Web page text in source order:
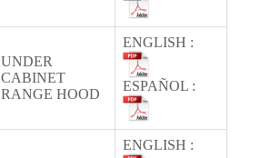
UNDER
CABINET
RANGE HOOD
ENGLISH :
ESPAÑOL :
ENGLISH :